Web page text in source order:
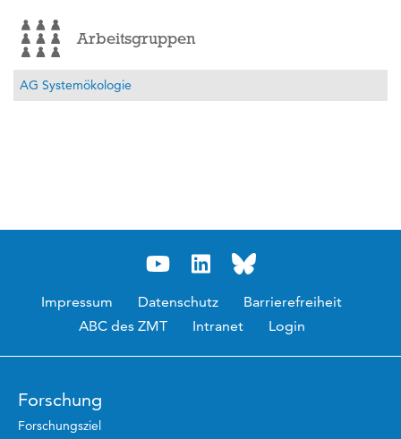
Arbeitsgruppen
AG Systemökologie
Impressum Datenschutz
Barrierefreiheit
ABC des ZMT
Intranet Login
Forschung
Forschungsziel